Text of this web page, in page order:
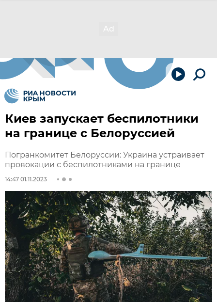
Киев запускает беспилотники
на границе с Белоруссией
Погранкомитет Белоруссии: Украина устраивает
провокации с беспилотниками на границе
14:47 01.11.2023